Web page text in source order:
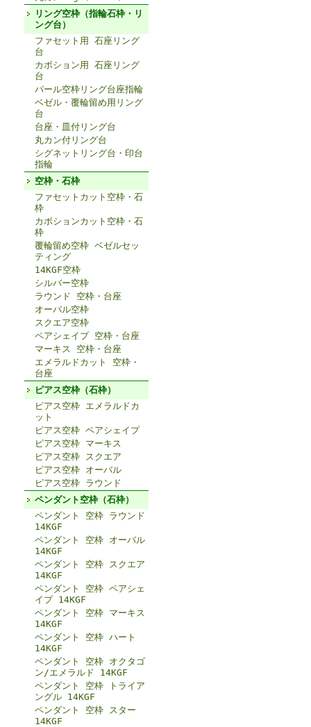
リング空枠（指輪石枠・リ
ング台）
ファセット用 石座リング
台
カボション用 石座リング
台
パール空枠リング台座指輪
ベゼル・覆輪留め用リング
台
台座・皿付リング台
丸カン付リング台
シグネットリング台・印台
指輪
空枠・石枠
ファセットカット空枠・石
枠
カボションカット空枠・石
枠
覆輪留め空枠 ベゼルセッ
ティング
14KGF空枠
シルバー空枠
ラウンド 空枠・台座
オーバル空枠
スクエア空枠
ペアシェイプ 空枠・台座
マーキス 空枠・台座
エメラルドカット 空枠・
台座
ピアス空枠（石枠）
ピアス空枠 エメラルドカ
ット
ピアス空枠 ペアシェイプ
ピアス空枠 マーキス
ピアス空枠 スクエア
ピアス空枠 オーバル
ピアス空枠 ラウンド
ペンダント空枠（石枠）
ペンダント 空枠 ラウンド
14KGF
ペンダント 空枠 オーバル
14KGF
ペンダント 空枠 スクエア
14KGF
ペンダント 空枠 ペアシェ
イプ 14KGF
ペンダント 空枠 マーキス
14KGF
ペンダント 空枠 ハート
14KGF
ペンダント 空枠 オクタゴ
ン/エメラルド 14KGF
ペンダント 空枠 トライア
ングル 14KGF
ペンダント 空枠 スター
14KGF